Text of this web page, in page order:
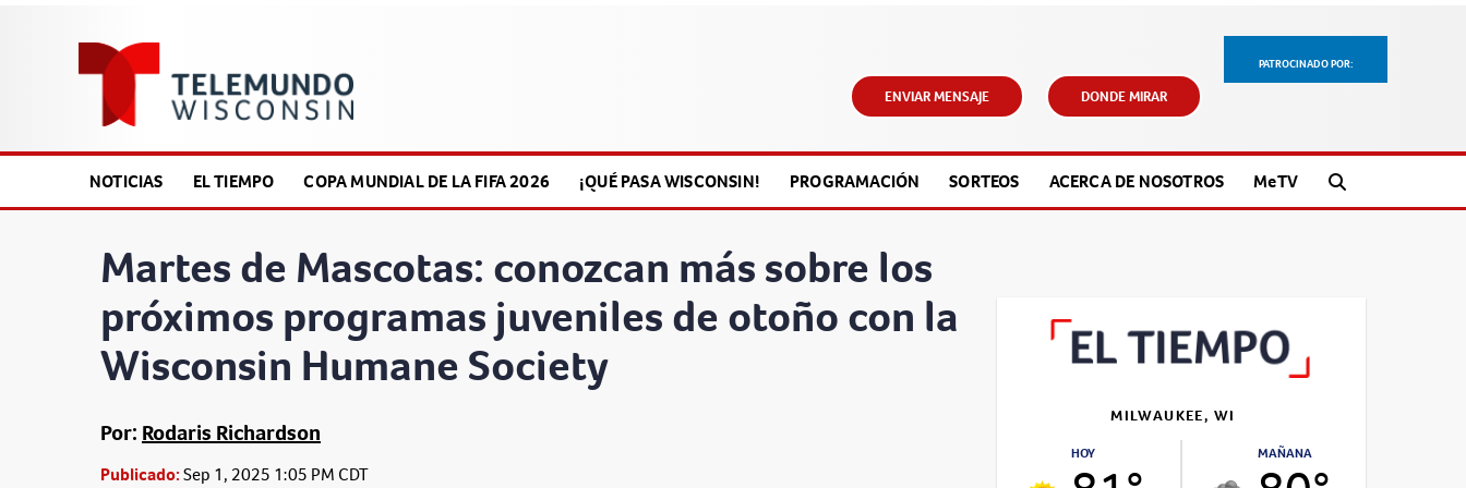
PATROCINADO POR:
ENVIAR MENSAJE DONDE MIRAR
NOTICIAS EL TIEMPO COPA MUNDIAL DE LA FIFA 2026 ¡QUÉ PASA WISCONSIN! PROGRAMACIÓN SORTEOS ACERCA DE NOSOTROS MeTV
Martes de Mascotas: conozcan más sobre los
próximos programas juveniles de otoño con la
Wisconsin Humane Society
Por: Rodaris Richardson
Publicado:Sep 1, 2025 1:05 PM CDT
MILWAUKEE, WI
HOY MAÑANA